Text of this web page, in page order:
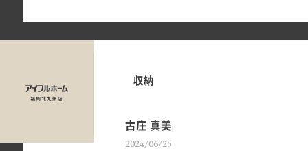
収納
古庄 真美
2024/06/25